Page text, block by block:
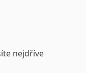
nejdříve